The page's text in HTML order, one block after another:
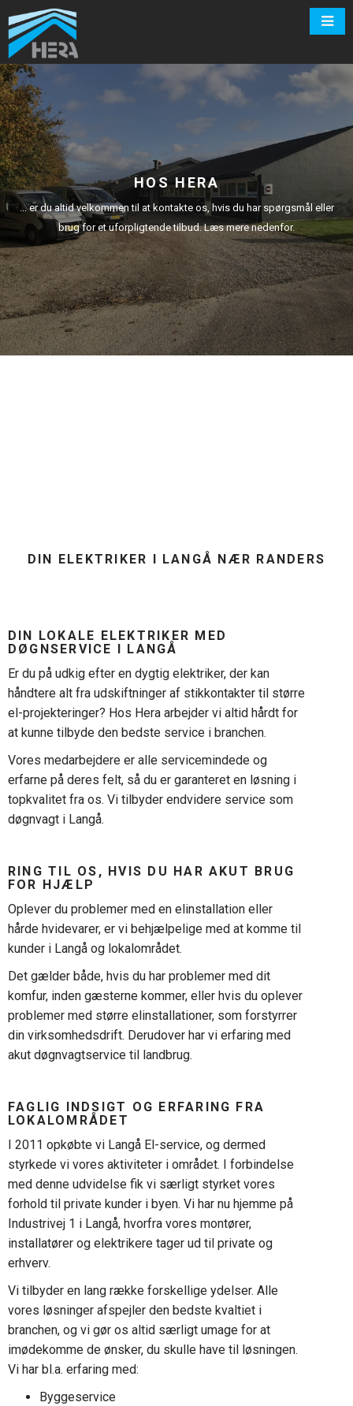
HOS HERA
... er du altid velkommen til at kontakte os, hvis du har spørgsmål eller
brug for et uforpligtende tilbud. Læs mere nedenfor.
DIN ELEKTRIKER I LANGÅ NÆR RANDERS
DIN LOKALE ELEKTRIKER MED
DØGNSERVICE I LANGÅ
Er du på udkig efter en dygtig elektriker, der kan
håndtere alt fra udskiftninger af stikkontakter til større
el-projekteringer? Hos Hera arbejder vi altid hårdt for
at kunne tilbyde den bedste service i branchen.
Vores medarbejdere er alle servicemindede og
erfarne på deres felt, så du er garanteret en løsning i
topkvalitet fra os. Vi tilbyder endvidere service som
døgnvagt i Langå.
RING TIL OS, HVIS DU HAR AKUT BRUG
FOR HJÆLP
Oplever du problemer med en elinstallation eller
hårde hvidevarer, er vi behjælpelige med at komme til
kunder i Langå og lokalområdet.
Det gælder både, hvis du har problemer med dit
komfur, inden gæsterne kommer, eller hvis du oplever
problemer med større elinstallationer, som forstyrrer
din virksomhedsdrift. Derudover har vi erfaring med
akut døgnvagtservice til landbrug.
FAGLIG INDSIGT OG ERFARING FRA
LOKALOMRÅDET
I 2011 opkøbte vi Langå El-service, og dermed
styrkede vi vores aktiviteter i området. I forbindelse
med denne udvidelse fik vi særligt styrket vores
forhold til private kunder i byen. Vi har nu hjemme på
Industrivej 1 i Langå, hvorfra vores montører,
installatører og elektrikere tager ud til private og
erhverv.
Vi tilbyder en lang række forskellige ydelser. Alle
vores løsninger afspejler den bedste kvaltiet i
branchen, og vi gør os altid særligt umage for at
imødekomme de ønsker, du skulle have til løsningen.
Vi har bl.a. erfaring med:
Byggeservice